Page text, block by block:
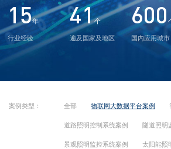
15年
行业经验
41个
遍及国家及地区
600
国内应用城市
案例类型： 全部 物联网大数据平台案例
道路照明控制系统案例 隧道照明
景观照明监控系统案例 太阳能照